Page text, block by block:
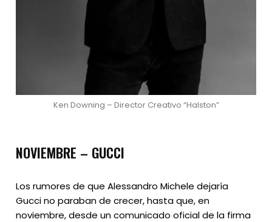
Ken Downing – Director Creativo “Halston”
NOVIEMBRE – GUCCI
Los rumores de que Alessandro Michele dejaría
Gucci no paraban de crecer, hasta que, en
noviembre, desde un comunicado oficial de la firma